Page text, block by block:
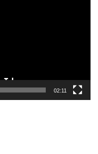
02:11